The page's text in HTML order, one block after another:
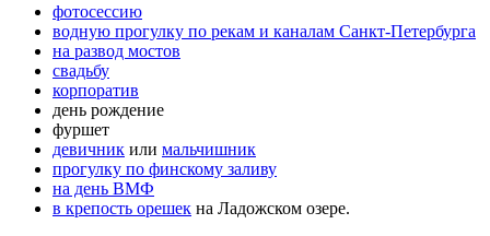
фотосессию
водную прогулку по рекам и каналам Санкт-Петербурга
на развод мостов
свадьбу
корпоратив
день рождение
фуршет
девичник или мальчишник
прогулку по финскому заливу
на день ВМФ
в крепость орешек на Ладожском озере.